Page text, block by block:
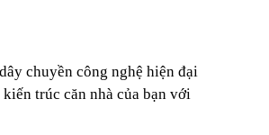
chuyền công nghệ hiện đại
trúc căn nhà của bạn với